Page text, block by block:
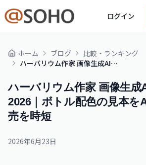
ログイン
ホーム ブログ
比較・ランキング
ハーバリウム作家 画像生成AI 比較 副業 2026｜ボトル配色の見本をAIで量産し販売を時短
ハーバリウム作家 画像生成
2026｜ボトル配色の見本を
売を時短
2026年6月23日